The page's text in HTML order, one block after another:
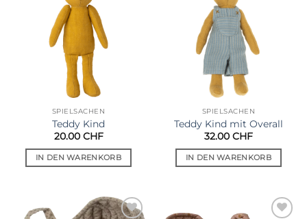
Wunschliste
SPIELSACHEN
Teddy Kind
20.00 CHF
IN DEN WARENKORB
Wunschliste
SPIELSACHEN
Teddy Kind mit Overall
32.00 CHF
IN DEN WARENKORB